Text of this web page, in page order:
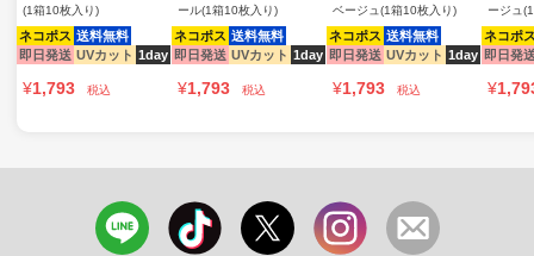
(1箱10枚入り)
ネコポス 送料無料
即日発送 UVカット 1day
¥1,793 税込
ール(1箱10枚入り)
ネコポス 送料無料
即日発送 UVカット 1day
¥1,793 税込
ベージュ(1箱10枚入り)
ネコポス 送料無料
即日発送 UVカット 1day
¥1,793 税込
ージュ
ネコポ
即日発
¥